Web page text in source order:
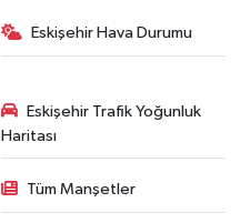
Eskişehir Hava Durumu
Eskişehir Trafik Yoğunluk
Haritası
Tüm Manşetler